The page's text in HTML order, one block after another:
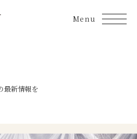
最新情報を